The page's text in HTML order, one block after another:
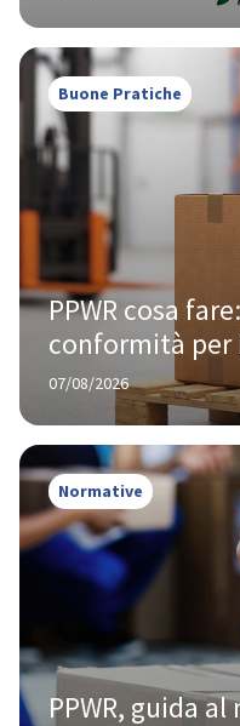
Buone Pratiche
PPWR cosa
conformità
te la chiede
07/08/2026
Normative
PPWR, guida